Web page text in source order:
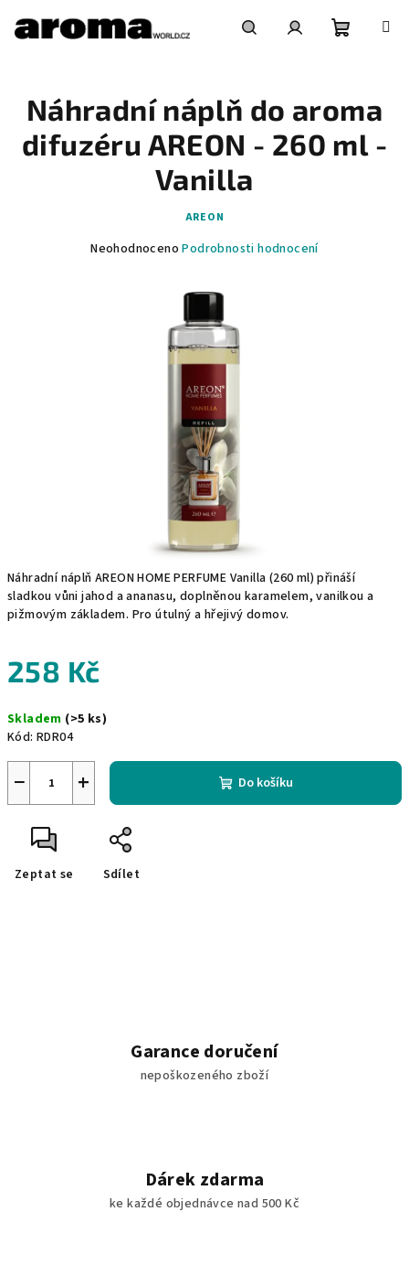
obsah
košík
Náhradní náplň AREON HOME PERFUME Vanilla (260 ml) přináší
sladkou vůni jahod a ananasu, doplněnou karamelem, vanilkou a
pižmovým základem. Pro útulný a hřejivý domov.
258 Kč
cena:
Skladem (>5 ks)
Kód: RDR04
+
− Do košíku
Zeptat se Sdílet
Náhradní náplň do aroma
difuzéru AREON - 260 ml -
Vanilla
AREON
Průměrné
Neohodnoceno Podrobnosti hodnocení
Garance doručení
nepoškozeného zboží
Dárek zdarma
ke každé objednávce nad 500 Kč